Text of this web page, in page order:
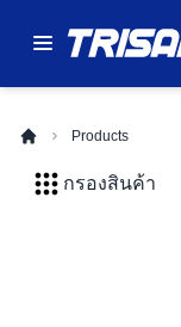
Products
กรองสินค้า